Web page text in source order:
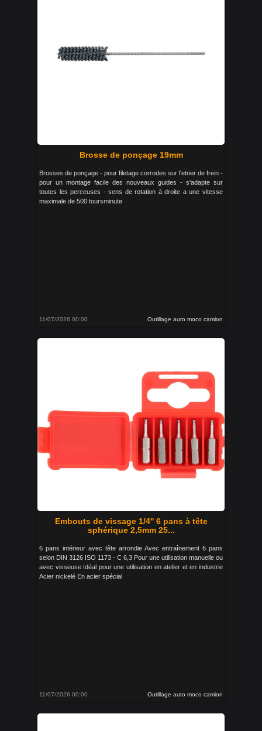
Brosse de ponçage 19mm
Brosses de ponçage - pour filetage corrodes sur l'etrier de frein -
pour un montage facile des nouveaux guides - s'adapte sur
toutes les perceuses - sens de rotation à droite a une vitesse
maximale de 500 toursminute
11/07/2026 00:00 Outillage auto moco camion
Embouts de vissage 1/4'' 6 pans à tête
sphérique 2,5mm 25...
6 pans intérieur avec tête arrondie Avec entraînement 6 pans
selon DIN 3126 ISO 1173 - C 6,3 Pour une utilisation manuelle ou
avec visseuse Idéal pour une utilisation en atelier et en industrie
Acier nickelé En acier spécial
11/07/2026 00:00 Outillage auto moco camion